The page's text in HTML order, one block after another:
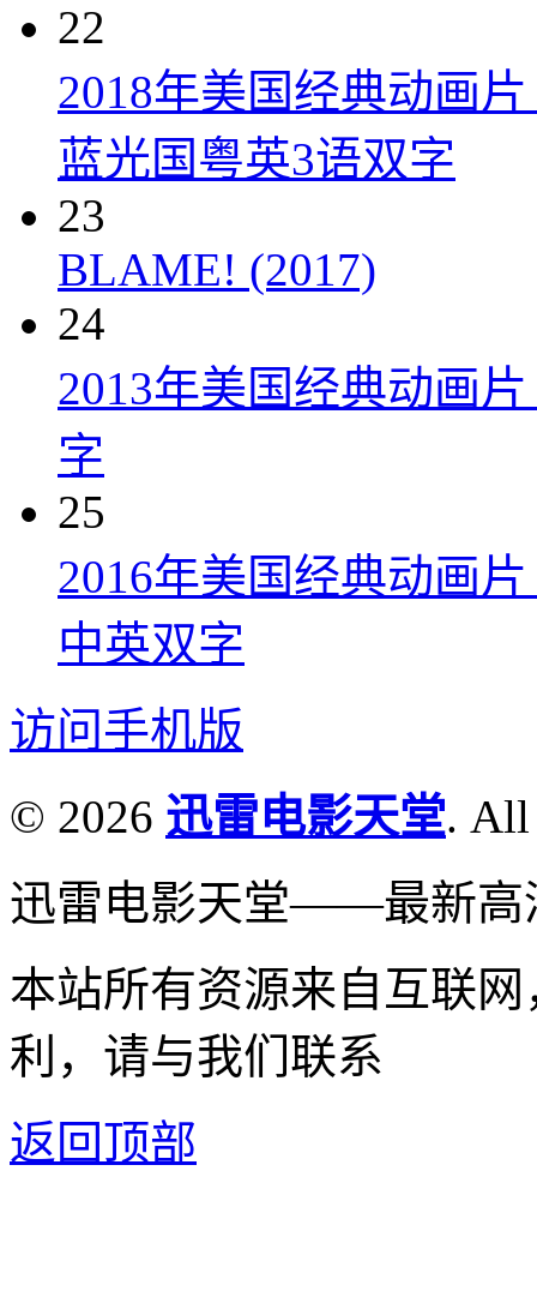
22
2018年美国经典动画
蓝光国粤英3语双字
23
BLAME! (2017)
24
2013年美国经典动画
字
25
2016年美国经典动画
中英双字
访问手机版
© 2026 迅雷电影天堂. All
迅雷电影天堂——最新高
本站所有资源来自互联
利，请与我们联系
返回顶部